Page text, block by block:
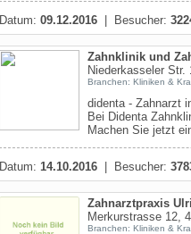
Datum: 09.12.2016 | Besucher:
Zahnklinik und
Niederkasseler
Branchen: Kliniken &
didenta - Zahnarzt
Bei Didenta
Machen Sie jetzt
Datum: 14.10.2016 | Besucher:
Zahnarztpraxis
Merkurstrasse 12,
Branchen: Kliniken &